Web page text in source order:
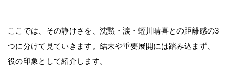
ここでは、その静けさを、沈黙・涙・蛭川晴喜との距離感の3
つに分けて見ていきます。結末や重要展開には踏み込まず、
役の印象として紹介します。